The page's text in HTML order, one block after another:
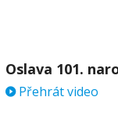
Přehrát video